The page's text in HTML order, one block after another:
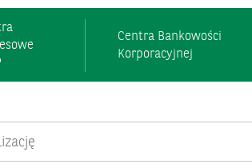
Centra Bankowości
Korporacyjnej